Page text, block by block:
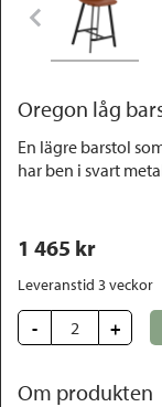
Oregon låg
En lägre barstol
har ben i svart
1 465 kr
Leveranstid 3 veckor
- +
Om produkten